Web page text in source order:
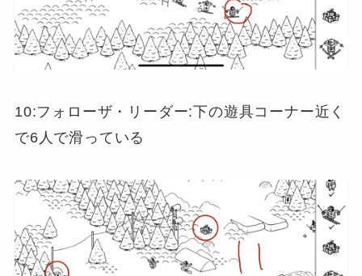
10:フォローザ・リーダー:下の遊具コーナー近く
で6人で滑っている